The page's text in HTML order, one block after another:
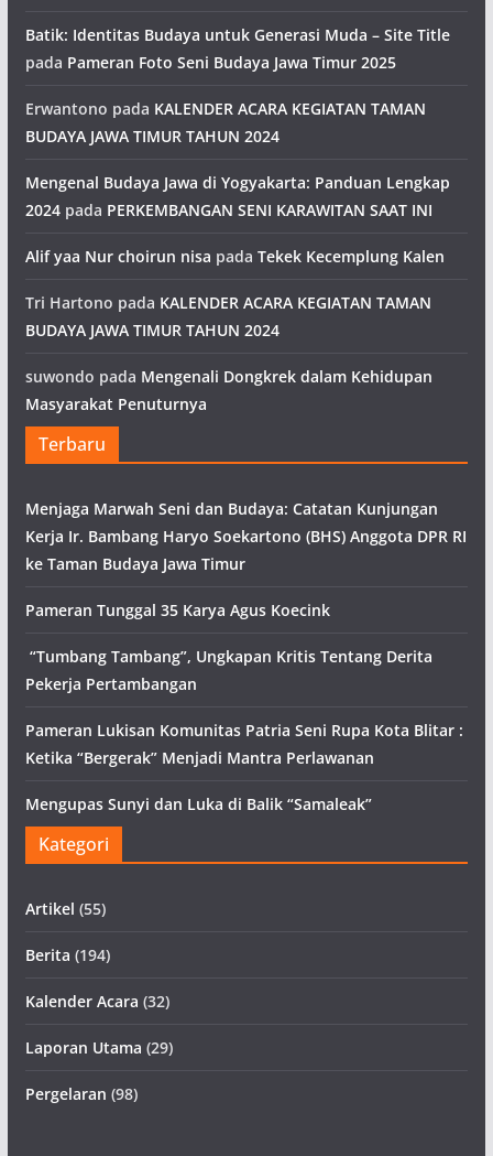
Batik: Identitas Budaya untuk Generasi Muda – Site Title
pada Pameran Foto Seni Budaya Jawa Timur 2025
Erwantono pada KALENDER ACARA KEGIATAN TAMAN
BUDAYA JAWA TIMUR TAHUN 2024
Mengenal Budaya Jawa di Yogyakarta: Panduan Lengkap
2024pada PERKEMBANGAN SENI KARAWITAN SAAT INI
Alif yaa Nur choirun nisa pada Tekek Kecemplung Kalen
Tri Hartono pada KALENDER ACARA KEGIATAN TAMAN
BUDAYA JAWA TIMUR TAHUN 2024
suwondo pada Mengenali Dongkrek dalam Kehidupan
Masyarakat Penuturnya
Terbaru
Menjaga Marwah Seni dan Budaya: Catatan Kunjungan
Kerja Ir. Bambang Haryo Soekartono (BHS) Anggota DPR RI
ke Taman Budaya Jawa Timur
Pameran Tunggal 35 Karya Agus Koecink
“Tumbang Tambang”, Ungkapan Kritis Tentang Derita
Pekerja Pertambangan
Pameran Lukisan Komunitas Patria Seni Rupa Kota Blitar :
Ketika “Bergerak” Menjadi Mantra Perlawanan
Mengupas Sunyi dan Luka di Balik “Samaleak”
Kategori
Artikel (55)
Berita (194)
Kalender Acara (32)
Laporan Utama (29)
Pergelaran (98)